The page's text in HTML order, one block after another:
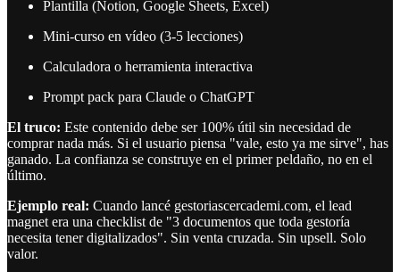
Plantilla (Notion, Google Sheets, Excel)
Mini-curso en vídeo (3-5 lecciones)
Calculadora o herramienta interactiva
Prompt pack para Claude o ChatGPT
El truco: Este contenido debe ser 100% útil sin necesidad de
comprar nada más. Si el usuario piensa "vale, esto ya me sirve", has
ganado. La confianza se construye en el primer peldaño, no en el
último.
Ejemplo real: Cuando lancé gestoriascercademi.com, el lead
magnet era una checklist de "3 documentos que toda gestoría
necesita tener digitalizados". Sin venta cruzada. Sin upsell. Solo
valor.